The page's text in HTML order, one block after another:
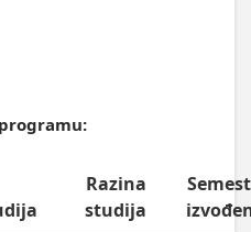
Razina
studija